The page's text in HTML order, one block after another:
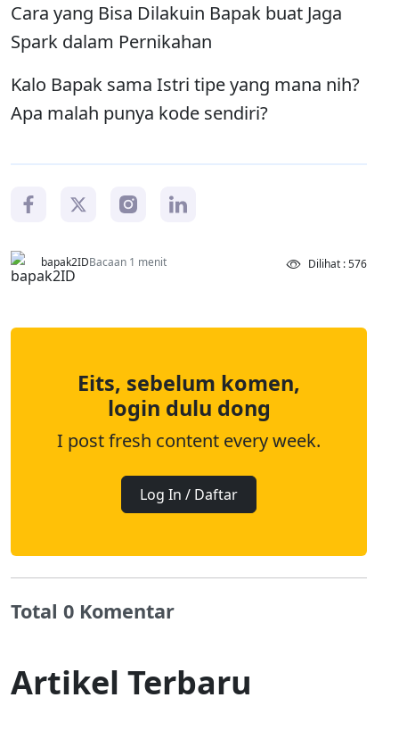
Cara yang Bisa Dilakuin Bapak buat Jaga
Spark dalam Pernikahan
Kalo Bapak sama Istri tipe yang mana nih?
Apa malah punya kode sendiri?
bapak2IDBacaan 1 menit Dilihat : 576
Eits, sebelum komen,
login dulu dong
I post fresh content every week.
Log In / Daftar
Total 0 Komentar
Artikel Terbaru